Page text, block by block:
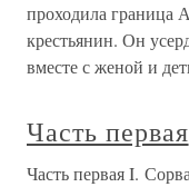
проходила граница
крестьянин. Он
вместе с женой и
Часть первая
Часть первая I.